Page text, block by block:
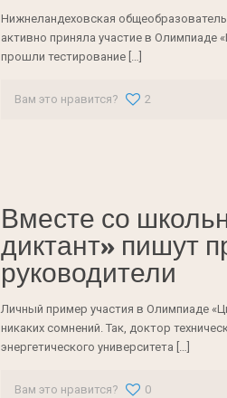
Нижнеландеховская
активно приняла участие в
прошли тестирование[…]
Вам это нравится? 2
Вместе со
диктант» пишут
руководители
Личный пример участия в Олимпиаде
никаких сомнений. Так, доктор
энергетического университета
Вам это нравится? 0